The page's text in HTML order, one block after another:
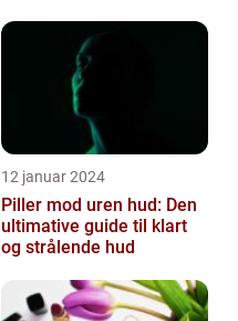
12 januar 2024
Piller mod uren hud: Den
ultimative guide til klart
og strålende hud